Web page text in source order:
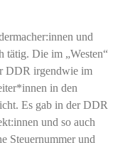
und
tätig. Die im „Westen“
DDR irgendwie im
in den
Es gab in der DDR
und so auch
Steuernummer und